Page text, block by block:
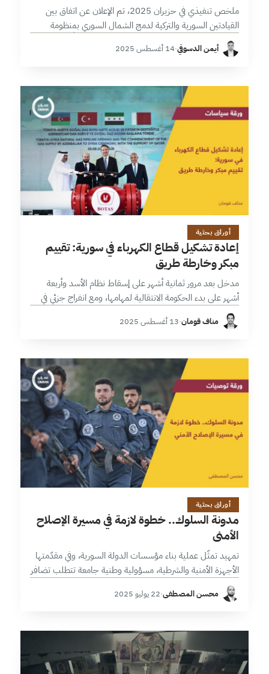
ملخص تنفيذي في حزيران 2025، تم الإعلان عن اتفاق بين
القيادتين السورية والتركية لدمج الشمال السوري بمنظومة
الحوكمة الوطنية للدولة السورية، اتفاق كان مدفوعاً باعتبارات
سياسية أكثر منها تقنية كتوطيد…
أيمن الدسوقي·14 أغسطس 2025
12 دقائق
أوراق بحثية
إعادة تشكيل قطاع الكهرباء في سورية: تقييم
مبكر وخارطة طريق
مدخل بعد مرور ثمانية أشهر على إسقاط نظام الأسد وأربعة
أشهر على بدء الحكومة الانتقالية لمهامها، ومع انفراج جزئي في
العقوبات الدولية؛ لا يزال ملف الكهرباء يمثل التحدي الأبرز في…
مناف قومان·13 أغسطس 2025
14 دقائق
أوراق بحثية
مدونة السلوك.. خطوة لازمة في مسيرة الإصلاح
الأمني
تمهيد تمثّل عملية بناء مؤسسات الدولة السورية، وفي مقدّمتها
الأجهزة الأمنية والشرطية، مسؤولية وطنية جامعة تتطلب تضافر
جهود مختلف الفاعلين في المرحلة الانتقالية. فقد ارتبط أداء
هذه المؤسسات لعقود بانتهاكات…
محسن المصطفى·22 يوليو 2025